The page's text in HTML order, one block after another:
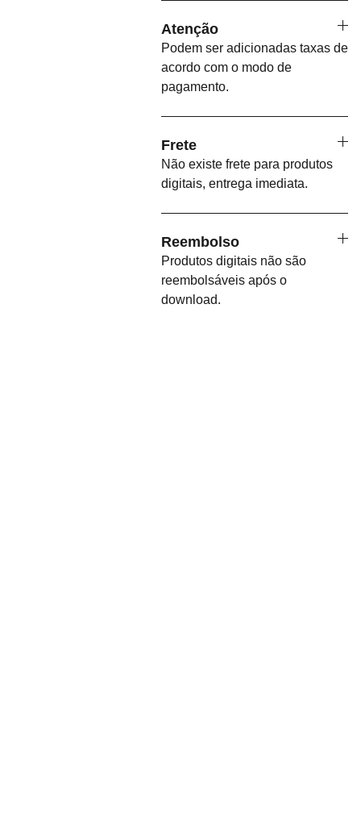
Atenção
Podem ser adicionadas taxas de
acordo com o modo de
pagamento.
Frete
Não existe frete para produtos
digitais, entrega imediata.
Reembolso
Produtos digitais não são
reembolsáveis após o
download.